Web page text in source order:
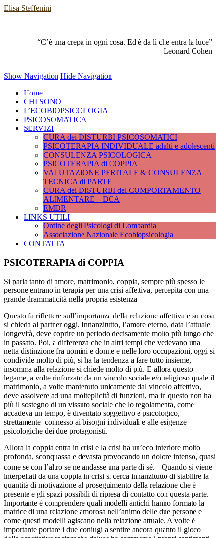
Elisa Steffenini
“C’è una crepa in ogni cosa. Ed è da lì che entra la luce”
Leonard Cohen
Show Navigation Hide Navigation
Home
CHI SONO
L’ECOBIOPSICOLOGIA
PSICOSOMATICA
SERVIZI
CURA dei DISTURBI PSICOSOMATICI
PSICOTERAPIA INDIVIDUALE adulti e adolescenti
CONSULENZA PSICOLOGICA
PSICOTERAPIA di COPPIA
VALUTAZIONE PERITALE & CONSULENZA
TECNICA di PARTE
CURA dei DISTURBI del COMPORTAMENTO
ALIMENTARE – DCA
EMDR
LINKS UTILI
Ordine degli Psicologi di Lombardia
Associazione Nazionale Ecobiopsicologia
CONTATTA
PSICOTERAPIA di COPPIA
Si parla tanto di amore, matrimonio, coppia, sempre più spesso le
persone entrano in terapia per una crisi affettiva, percepita con una
grande drammaticità nella propria esistenza.
Questo fa riflettere sull’importanza della relazione affettiva e su cosa
si chieda al partner oggi. Innanzitutto, l’amore eterno, data l’attuale
longevità, deve coprire un periodo decisamente molto più lungo che
in passato. Poi, a differenza che in altri tempi che vedevano una
netta distinzione fra uomini e donne e nelle loro occupazioni, oggi si
condivide molto di più, si ha la tendenza a fare tutto insieme,
insomma alla relazione si chiede molto di più. E allora questo
legame, a volte rinforzato da un vincolo sociale e/o religioso quale il
matrimonio, a volte mantenuto unicamente dal vincolo affettivo,
deve assolvere ad una molteplicità di funzioni, ma in questo non ha
più il sostegno di un vissuto sociale che lo regolamenta, come
accadeva un tempo, è diventato soggettivo e psicologico,
strettamente connesso ai bisogni individuali e alle esigenze
psicologiche dei due protagonisti.
Allora la coppia entra in crisi e la crisi ha un’eco interiore molto
profonda, sconquassa e devasta provocando un dolore intenso, quasi
come se con l’altro se ne andasse una parte di sé. Quando si viene
interpellati da una coppia in crisi si cerca innanzitutto di stabilire la
quantità di motivazione al proseguimento della relazione che è
presente e gli spazi possibili di ripresa di contatto con questa parte.
Importante è comprendere quali modelli antichi hanno formato la
matrice di una relazione amorosa nell’animo delle due persone e
come questi modelli agiscano nella relazione attuale. A volte è
importante portare i due coniugi a sentire ancora quanto il gioco